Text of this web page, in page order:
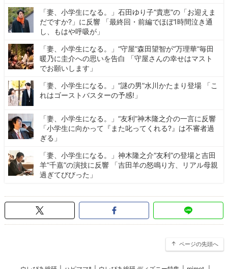
「妻、小学生になる。」石田ゆり子“貴恵”の「お迎えま
だですか?」に反響 「最終回・前編でほぼ1時間泣き通
し、もはや呼吸が」
「妻、小学生になる。」“守屋”森田望智が“万理華”毎田
暖乃に圭介への思いを告白 「守屋さんの幸せはマスト
でお願いします」
「妻、小学生になる。」“謎の男”水川かたまり登場 「こ
れはゴーストバスターの予感!」
「妻、小学生になる。」“友利”神木隆之介の一言に反響
「小学生に向かって『また叱ってくれる?』は不審者過
ぎる」
「妻、小学生になる。」神木隆之介“友利”の登場と吉田
羊”千嘉”の演技に反響 「吉田羊の怒鳴り方、リアル母親
過ぎてびびった」
ページの先頭へ